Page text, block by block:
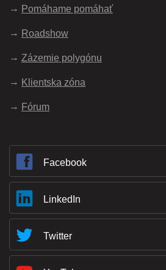
Pomáhame pomáhať
Roadshow
Zázemie polygónu
Klientska zóna
Fórum
Facebook
LinkedIn
Twitter